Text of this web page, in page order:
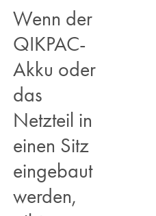
Wenn der
QIKPAC-
Akku oder
das
Netzteil in
einen Sitz
eingebaut
werden,